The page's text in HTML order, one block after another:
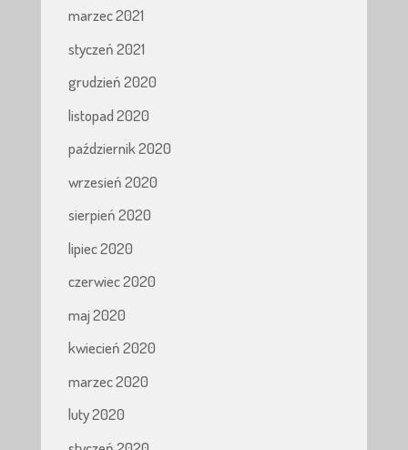
marzec 2021
styczeń 2021
grudzień 2020
listopad 2020
październik 2020
wrzesień 2020
sierpień 2020
lipiec 2020
czerwiec 2020
maj 2020
kwiecień 2020
marzec 2020
luty 2020